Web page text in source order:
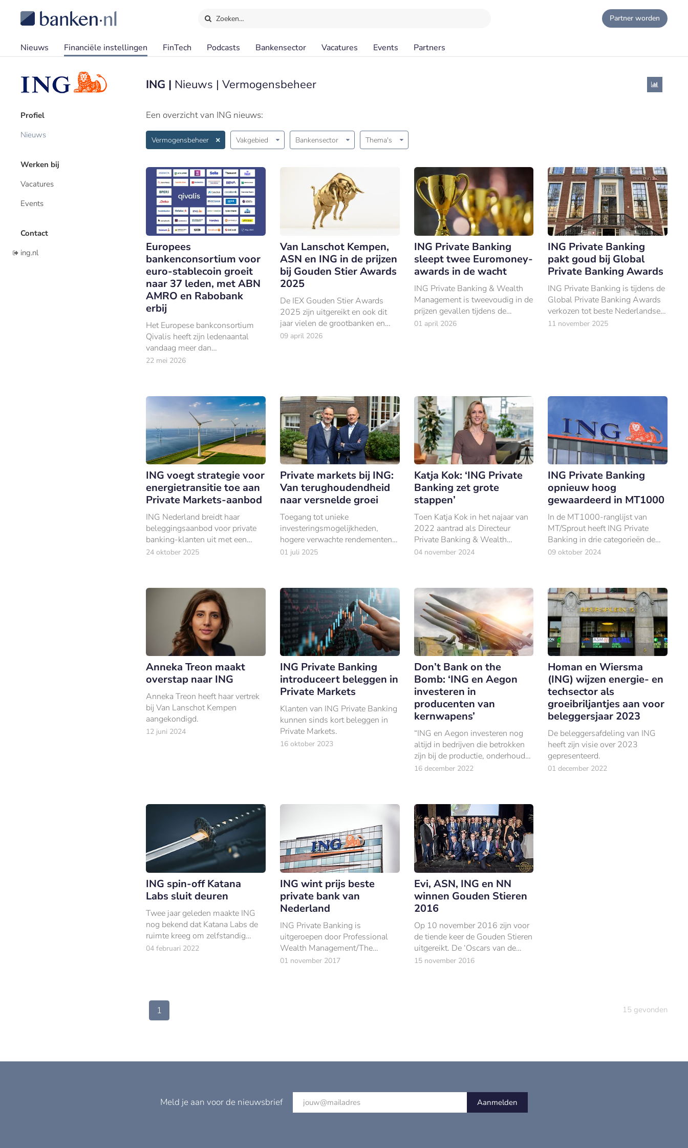
Zoeken… Partner worden
Nieuws Financiële instellingen FinTech Podcasts Bankensector Vacatures Events Partners
Profiel
Nieuws
Werken bij
Vacatures
Events
Contact
ing.nl
ING | Nieuws | Vermogensbeheer
Een overzicht van ING nieuws:
Vermogensbeheer Vakgebied Bankensector Thema's
Europees
bankenconsortium voor
euro-stablecoin groeit
naar 37 leden, met ABN
AMRO en Rabobank
erbij
Het Europese bankconsortium
Qivalis heeft zijn ledenaantal
vandaag meer dan
verdrievoudigd.
22 mei 2026
Van Lanschot Kempen,
ASN en ING in de prijzen
bij Gouden Stier Awards
2025
De IEX Gouden Stier Awards
2025 zijn uitgereikt en ook dit
jaar vielen de grootbanken en
vermogensbeheerders flink in de
09 april 2026
ING Private Banking
sleept twee Euromoney-
awards in de wacht
ING Private Banking & Wealth
Management is tweevoudig in de
prijzen gevallen tijdens de
Euromoney Private Banking
01 april 2026
ING Private Banking
pakt goud bij Global
Private Banking Awards
ING Private Banking is tijdens de
Global Private Banking Awards
verkozen tot beste Nederlandse
private bank van 2025.
11 november 2025
ING voegt strategie voor
energietransitie toe aan
Private Markets-aanbod
ING Nederland breidt haar
beleggingsaanbod voor private
banking-klanten uit met een
nieuwe strategie gericht op de
24 oktober 2025
Private markets bij ING:
Van terughoudendheid
naar versnelde groei
Toegang tot unieke
investeringsmogelijkheden,
hogere verwachte rendementen
én een lagere volatiliteit – de
zo’n anderhalf jaar geleden.
01 juli 2025
Katja Kok: ‘ING Private
Banking zet grote
stappen’
Toen Katja Kok in het najaar van
2022 aantrad als Directeur
Private Banking & Wealth
Management Netherlands, kreeg
04 november 2024
ING Private Banking
opnieuw hoog
gewaardeerd in MT1000
In de MT1000-ranglijst van
MT/Sprout heeft ING Private
Banking in drie categorieën de
eerste plaats behaald.
09 oktober 2024
Anneka Treon maakt
overstap naar ING
Anneka Treon heeft haar vertrek
bij Van Lanschot Kempen
aangekondigd.
12 juni 2024
ING Private Banking
introduceert beleggen in
Private Markets
Klanten van ING Private Banking
kunnen sinds kort beleggen in
Private Markets.
16 oktober 2023
Don’t Bank on the
Bomb: ‘ING en Aegon
investeren in
producenten van
kernwapens’
“ING en Aegon investeren nog
altijd in bedrijven die betrokken
zijn bij de productie, onderhoud
of modernisering van
16 december 2022
Homan en Wiersma
(ING) wijzen energie- en
techsector als
groeibriljantjes aan voor
beleggersjaar 2023
De beleggersafdeling van ING
heeft zijn visie over 2023
gepresenteerd.
01 december 2022
ING spin-off Katana
Labs sluit deuren
Twee jaar geleden maakte ING
nog bekend dat Katana Labs de
ruimte kreeg om zelfstandig
verder te groeien.
04 februari 2022
ING wint prijs beste
private bank van
Nederland
ING Private Banking is
uitgeroepen door Professional
Wealth Management/The
Banker tot de beste private bank
01 november 2017
Evi, ASN, ING en NN
winnen Gouden Stieren
2016
Op 10 november 2016 zijn voor
de tiende keer de Gouden Stieren
uitgereikt. De ‘Oscars van de
beleggingswereld’ werden dit
15 november 2016
1 15 gevonden
Meld je aan voor de nieuwsbrief Aanmelden